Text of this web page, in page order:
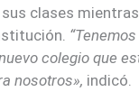
clases
colegio que
nosotros», indicó.